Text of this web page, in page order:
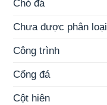
Chó đá
Chưa được phân loại
Công trình
Cổng đá
Cột hiên